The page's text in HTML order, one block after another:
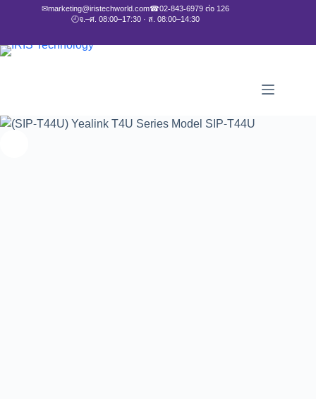
✉marketing@iristechworld.com☎02-843-6979 ต่อ 126
🕘จ.–ศ. 08:00–17:30 · ส. 08:00–14:30